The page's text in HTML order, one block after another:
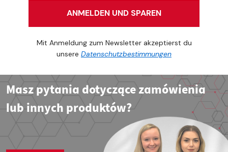
ANMELDEN UND SPAREN
Mit Anmeldung zum Newsletter akzeptierst du
unsere Datenschutzbestimmungen
Masz pytania dotyczące zamówienia
lub innych produktów?